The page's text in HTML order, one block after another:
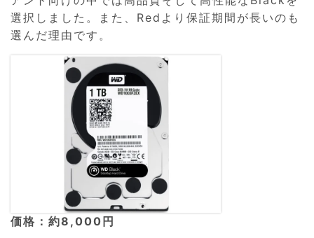
選択しました。また、Redより保証期間が長いのも
選んだ理由です。
価格：約8,000円